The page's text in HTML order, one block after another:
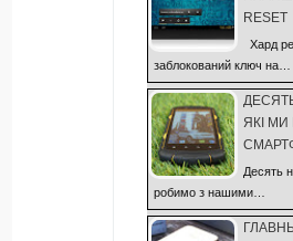
RESET
Хард
заблокований ключ на…
ЯКІ
Десять
робимо з нашими…